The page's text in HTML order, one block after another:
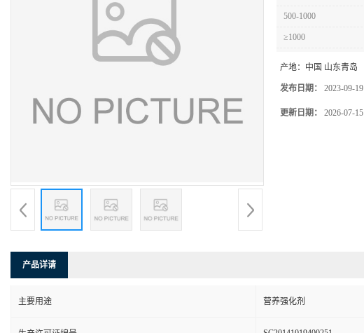
500-1000
≥1000
产地： 中国 山东青岛
发布日期： 2023-09-19
更新日期： 2026-07-15
产品详请
主要用途 营养强化剂